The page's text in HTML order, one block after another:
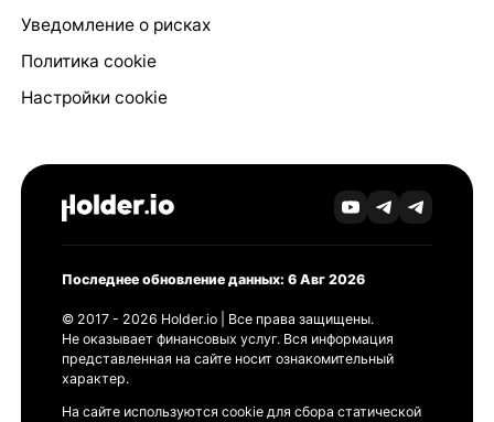
Уведомление о рисках
Политика cookie
Настройки cookie
Последнее обновление данных: 6 Авг 2026
© 2017 - 2026 Holder.io | Все права защищены.
Не оказывает финансовых услуг. Вся информация
представленная на сайте носит ознакомительный
характер.
На сайте используются cookie для сбора статической